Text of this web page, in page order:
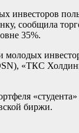
сообщила
35%.
«ТКС
биржи.